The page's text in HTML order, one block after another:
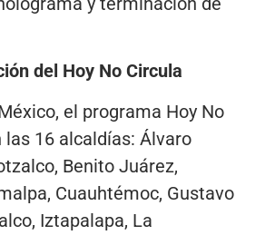
del Hoy No Circula
el programa Hoy No
las 16 alcaldías: Álvaro
Benito Juárez,
Cuauhtémoc, Gustavo
Iztapalapa, La